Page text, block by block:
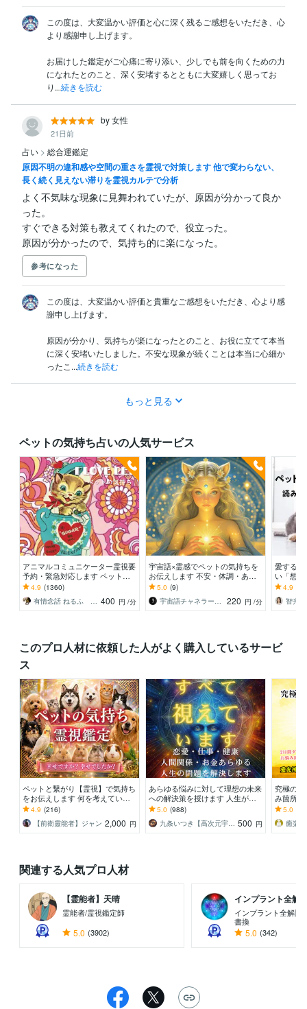
この度は、大変温かい評価と心に深く残るご感想をいただき、心
より感謝申し上げます。
お届けした鑑定がご心痛に寄り添い、少しでも前を向くための力
になれたとのこと、深く安堵するとともに大変嬉しく思ってお
り...続きを読む
by 女性
21日前
占い > 総合運鑑定
原因不明の違和感や空間の重さを霊視で対策します 他で変わらない、
長く続く見えない滞りを霊視カルテで分析
よく不気味な現象に見舞われていたが、原因が分かって良か
った。
すぐできる対策も教えてくれたので、役立った。
原因が分かったので、気持ち的に楽になった。
参考になった
この度は、大変温かい評価と貴重なご感想をいただき、心より感
謝申し上げます。
原因が分かり、気持ちが楽になったとのこと、お役に立てて本当
に深く安堵いたしました。不安な現象が続くことは本当に心細か
ったこ...続きを読む
もっと見る
ペットの気持ち占いの人気サービス
アニマルコミュニケーター霊視要
予約・緊急対応します ペットロ
スの魂を深掘りし時空を超え生ま
れ変わり…響き伝えます
4.9 (1360)
有情念話 ねるふ ﾋﾋﾞｷﾏﾉｽﾍﾞｼ 400 円 /分
宇宙語×霊感でペットの気持ちを
お伝えします 不安・体調・あな
たへの思いをやさしくチャネリン
グ
5.0 (9)
宇宙語チャネラー＊アルシオーネ
220 円 /分
愛する
い「想
一緒に
ットと
4.9
このプロ人材に依頼した人がよく購入しているサービ
ス
ペットと繋がり【霊視】で気持ち
をお伝えします 何を考えている
のか、普段聞けない事がわかりま
す
4.9 (216)
【前衛靈能者】ジャン 2,000 円
あらゆる悩みに対して理想の未来
への解決策を授けます 人生が上
手くいかないと悩んでいる人に未
来を好転させる魂の導き
5.0 (988)
九条いつき【高次元宇宙霊視師】 500 円
究極の
み箇所を
悩み箇
トに送
5.0
癒楽＠
関連する人気プロ人材
【霊能者】天晴
霊能者/霊視鑑定師
5.0 (3902)
インプラント全解
インプラント全解除
書換
5.0 (342)